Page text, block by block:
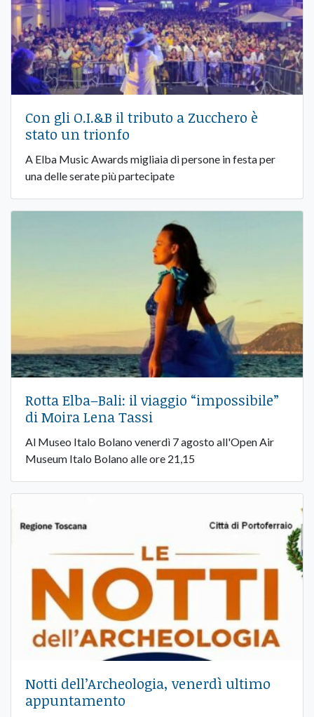
Con gli O.I.&B il tributo a Zucchero è
stato un trionfo
A Elba Music Awards migliaia di persone in festa per
una delle serate più partecipate
Rotta Elba–Bali: il viaggio “impossibile”
di Moira Lena Tassi
Al Museo Italo Bolano venerdì 7 agosto all'Open Air
Museum Italo Bolano alle ore 21,15
Notti dell’Archeologia, venerdì ultimo
appuntamento